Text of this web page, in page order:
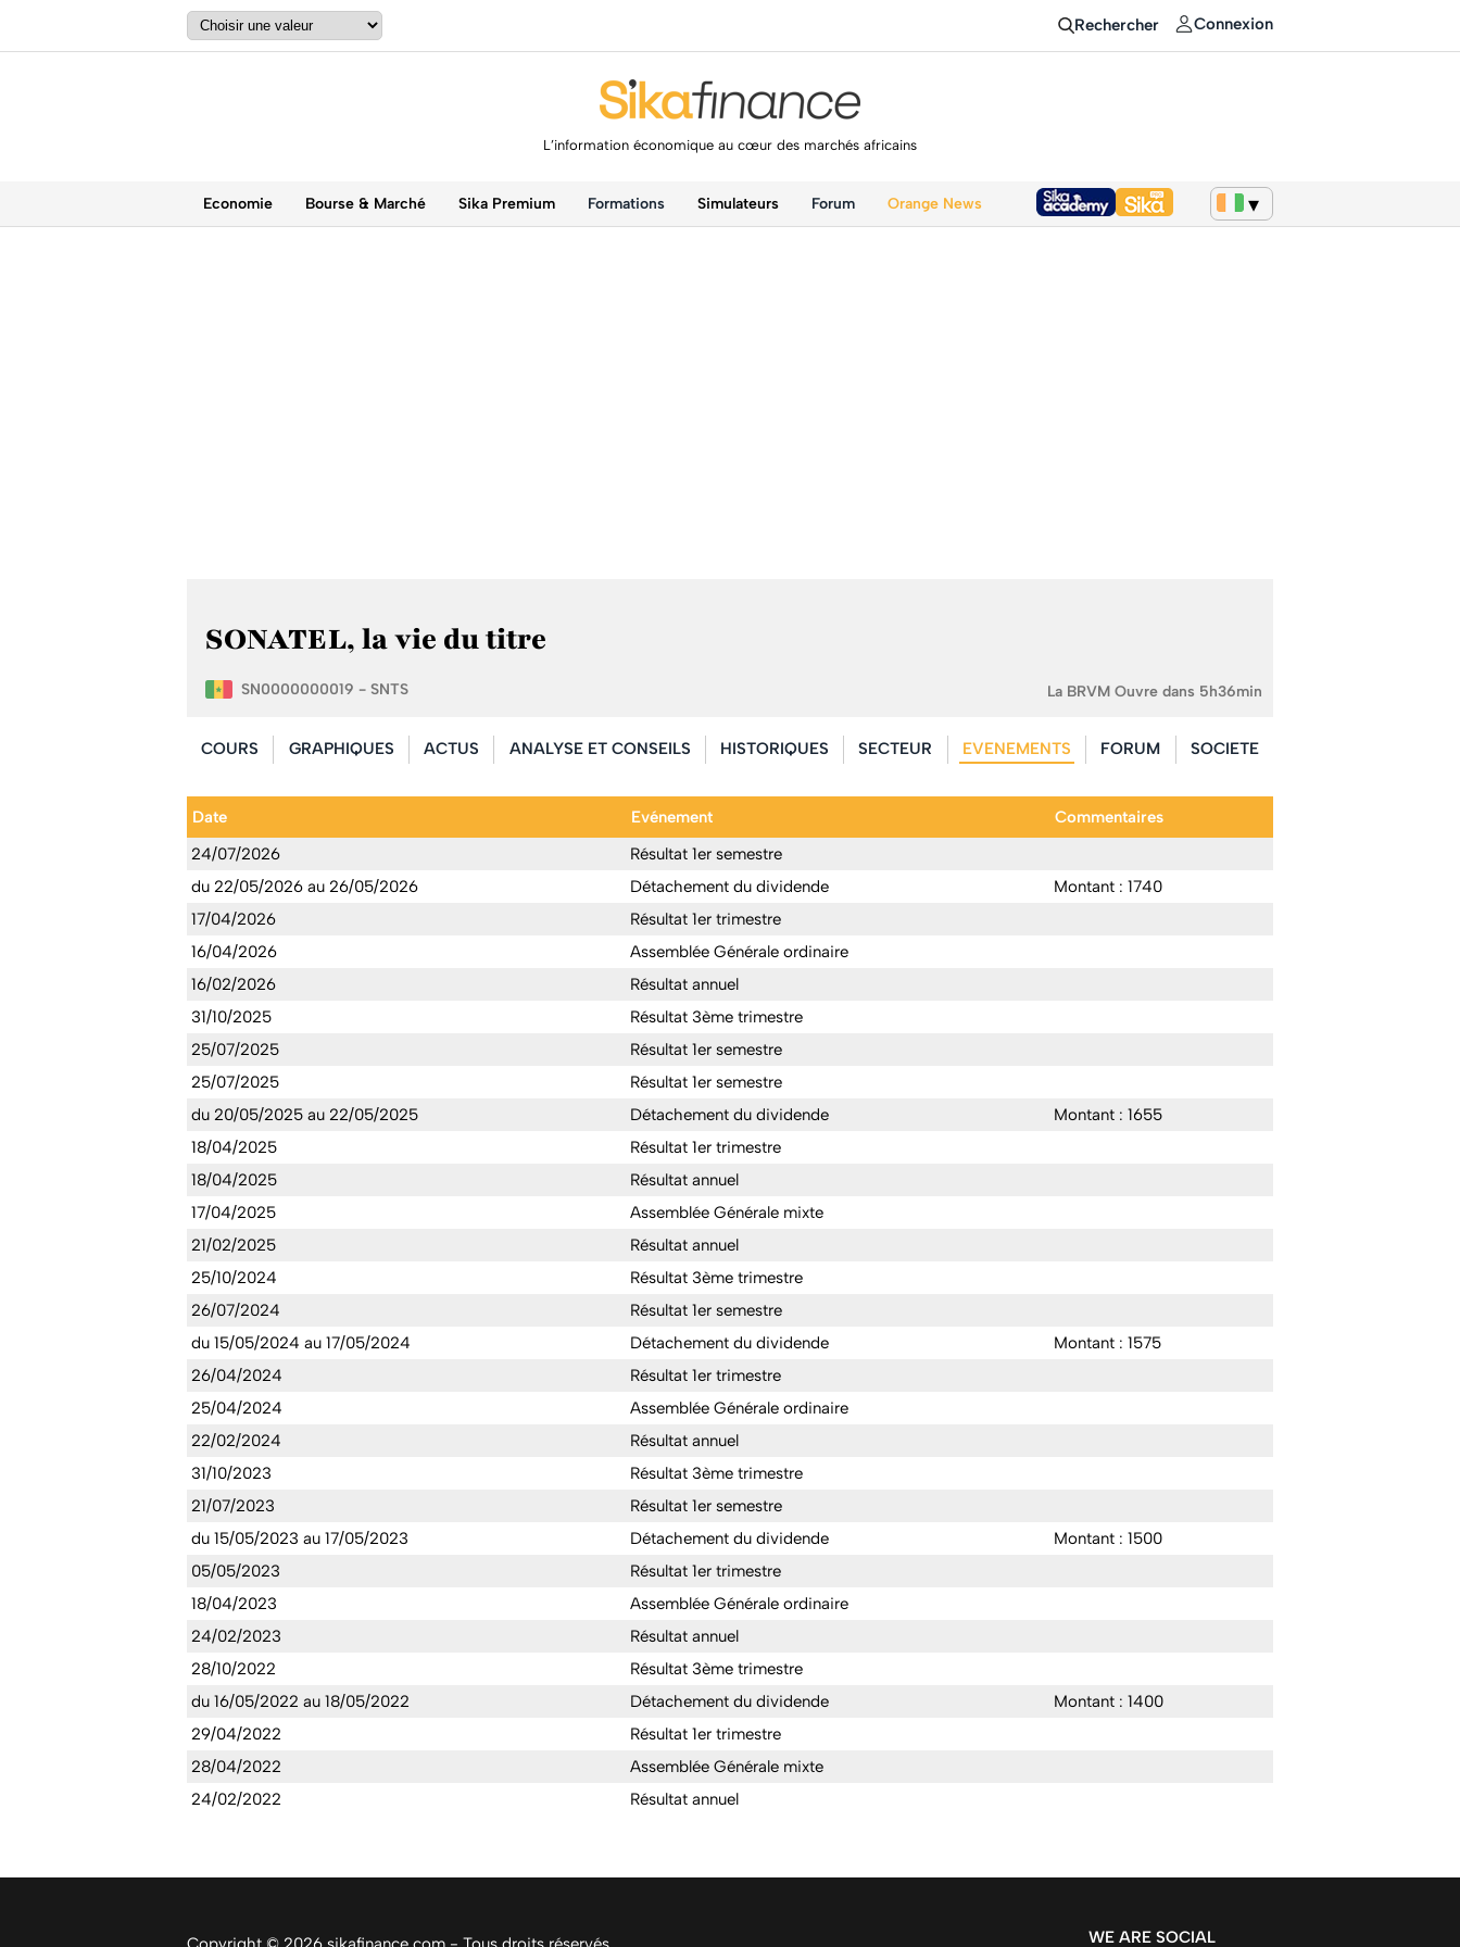
Rechercher Connexion
L’information économique au cœur des marchés africains
Economie Bourse & Marché Sika Premium Formations Simulateurs Forum Orange News
SONATEL, la vie du titre
SN0000000019 - SNTS La BRVM Ouvre dans 5h36min
COURS GRAPHIQUES ACTUS ANALYSE ET CONSEILS HISTORIQUES SECTEUR EVENEMENTS FORUM SOCIETE
Date Evénement
Commentaires
24/07/2026
Résultat 1er semestre
du 22/05/2026 au 26/05/2026
Détachement du dividende
Montant : 1740
17/04/2026
Résultat 1er trimestre
16/04/2026
Assemblée Générale ordinaire
16/02/2026
Résultat annuel
31/10/2025
Résultat 3ème trimestre
25/07/2025
Résultat 1er semestre
25/07/2025
Résultat 1er semestre
du 20/05/2025 au 22/05/2025
Détachement du dividende
Montant : 1655
18/04/2025
Résultat 1er trimestre
18/04/2025
Résultat annuel
17/04/2025
Assemblée Générale mixte
21/02/2025
Résultat annuel
25/10/2024
Résultat 3ème trimestre
26/07/2024
Résultat 1er semestre
du 15/05/2024 au 17/05/2024
Détachement du dividende
Montant : 1575
26/04/2024
Résultat 1er trimestre
25/04/2024
Assemblée Générale ordinaire
22/02/2024
Résultat annuel
31/10/2023
Résultat 3ème trimestre
21/07/2023
Résultat 1er semestre
du 15/05/2023 au 17/05/2023
Détachement du dividende
Montant : 1500
05/05/2023
Résultat 1er trimestre
18/04/2023
Assemblée Générale ordinaire
24/02/2023
Résultat annuel
28/10/2022
Résultat 3ème trimestre
du 16/05/2022 au 18/05/2022
Détachement du dividende
Montant : 1400
29/04/2022
Résultat 1er trimestre
28/04/2022
Assemblée Générale mixte
24/02/2022
Résultat annuel
WE ARE SOCIAL